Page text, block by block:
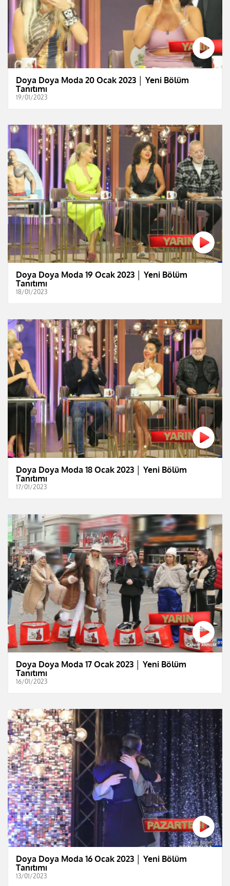
Doya Doya Moda 20 Ocak 2023 │ Yeni Bölüm
Tanıtımı
19/01/2023
Doya Doya Moda 19 Ocak 2023 │ Yeni Bölüm
Tanıtımı
18/01/2023
Doya Doya Moda 18 Ocak 2023 │ Yeni Bölüm
Tanıtımı
17/01/2023
Doya Doya Moda 17 Ocak 2023 │ Yeni Bölüm
Tanıtımı
16/01/2023
Doya Doya Moda 16 Ocak 2023 │ Yeni Bölüm
Tanıtımı
13/01/2023